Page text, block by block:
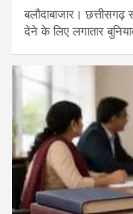
बलौदाबाजार। छत्तीसगढ़
देने के लिए लगातार